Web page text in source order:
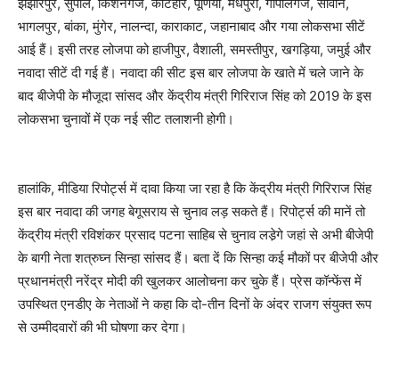
भागलपुर, बांका, मुंगेर, नालन्दा, काराकाट, जहानाबाद और गया लोकसभा सीटें
आई हैं। इसी तरह लोजपा को हाजीपुर, वैशाली, समस्तीपुर, खगड़िया, जमुई और
नवादा सीटें दी गई हैं। नवादा की सीट इस बार लोजपा के खाते में चले जाने के
बाद बीजेपी के मौजूदा सांसद और केंद्रीय मंत्री गिरिराज सिंह को 2019 के इस
लोकसभा चुनावों में एक नई सीट तलाशनी होगी।
हालांकि, मीडिया रिपोर्ट्स में दावा किया जा रहा है कि केंद्रीय मंत्री गिरिराज सिंह
इस बार नवादा की जगह बेगूसराय से चुनाव लड़ सकते हैं। रिपोर्ट्स की मानें तो
केंद्रीय मंत्री रविशंकर प्रसाद पटना साहिब से चुनाव लडे़गे जहां से अभी बीजेपी
के बागी नेता शत्रुघ्न सिन्हा सांसद हैं। बता दें कि सिन्हा कई मौकों पर बीजेपी और
प्रधानमंत्री नरेंद्र मोदी की खुलकर आलोचना कर चुके हैं। प्रेस कॉन्फेंस में
उपस्थित एनडीए के नेताओं ने कहा कि दो-तीन दिनों के अंदर राजग संयुक्त रूप
से उम्मीदवारों की भी घोषणा कर देगा।